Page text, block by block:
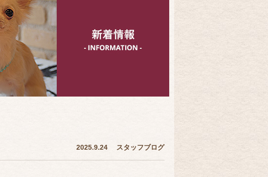
2025.9.24 スタッフブログ